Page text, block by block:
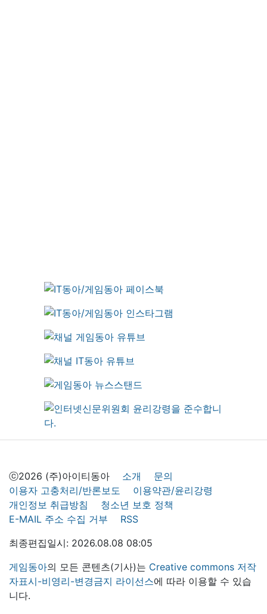
ⓒ2026 (주)아이티동아 소개
문의
이용자 고충처리/반론보도
이용약관/윤리강령
개인정보 취급방침
청소년 보호 정책
E-MAIL 주소 수집 거부
RSS
최종편집일시: 2026.08.08 08:05
게임동아의 모든 콘텐츠(기사)는 Creative commons 저작
자표시-비영리-변경금지 라이선스에 따라 이용할 수 있습
니다.